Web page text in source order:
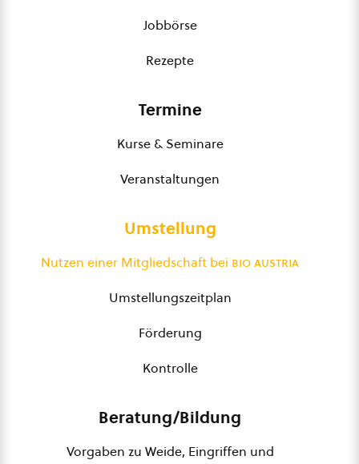
Jobbörse
Rezepte
Termine
Kurse & Seminare
Veranstaltungen
Umstellung
Nutzen einer Mitgliedschaft bei bio austria
Umstellungszeitplan
Förderung
Kontrolle
Beratung/Bildung
Vorgaben zu Weide, Eingriffen und